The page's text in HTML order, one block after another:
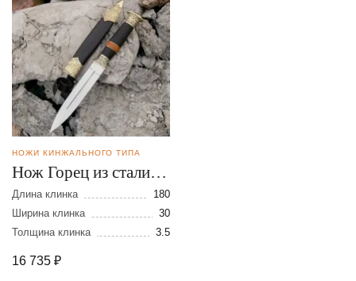
НОЖИ КИНЖАЛЬНОГО ТИПА
Нож Горец из стали
Bohler К340
Длина клинка
180
Ширина клинка
30
Толщина клинка
3.5
16 735 ₽